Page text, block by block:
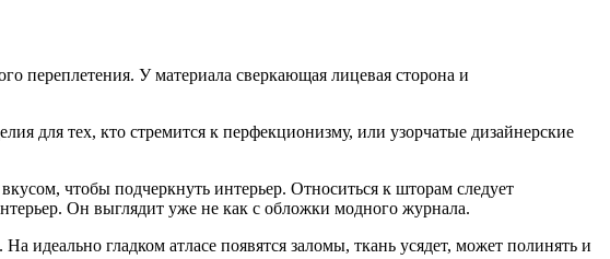
переплетения. У материала сверкающая лицевая сторона и
для тех, кто стремится к перфекционизму, или узорчатые дизайнерские
чтобы подчеркнуть интерьер. Относиться к шторам следует
Он выглядит уже не как с обложки модного журнала.
идеально гладком атласе появятся заломы, ткань усядет, может полинять и